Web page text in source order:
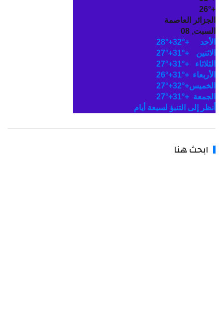
+
26°
الجزائر العاصمة
السبت, 08
الأحد
+
32°
+
28°
الاثنين
+
31°
+
27°
الثلاثاء
+
31°
+
27°
الأربعاء +
31°
+
26°
الخميس+
32°
+
27°
الجمعة +
31°
+
27°
أنظر إلى التنبؤ لسبعة أيام
ابحث هنا